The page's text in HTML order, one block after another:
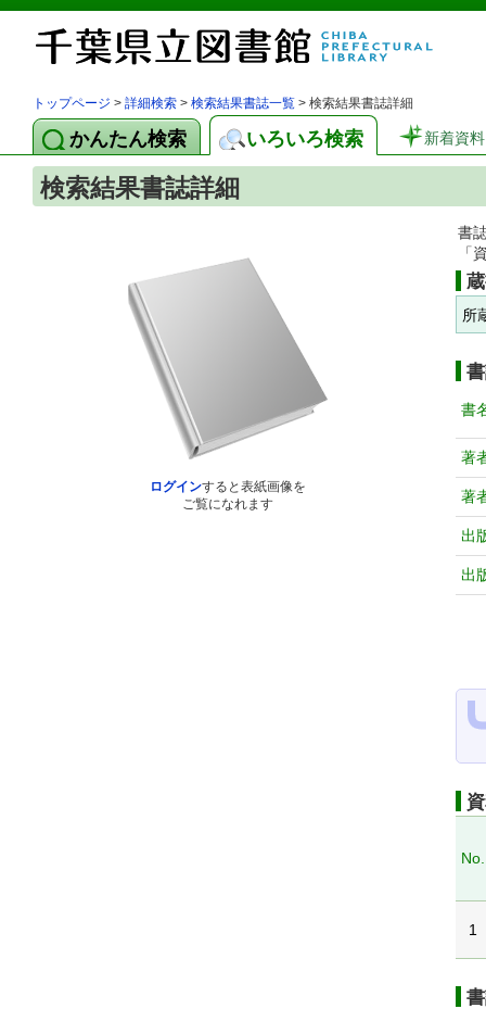
トップページ > 詳細検索 > 検索結果書誌一覧 > 検索結果書誌詳細
かんたん検索 いろいろ検索 新着資料
検索結果書誌詳細
ログインすると表紙画像を
ご覧になれます
書
「
所
書
著
著
出
出
No.
1